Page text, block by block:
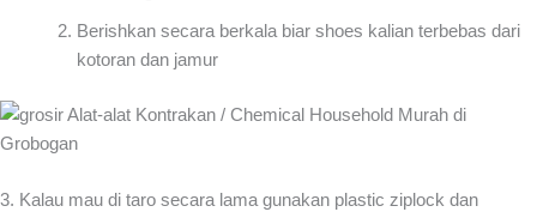
Berishkan secara berkala biar shoes kalian terbebas dari
kotoran dan jamur
3. Kalau mau di taro secara lama gunakan plastic ziplock dan